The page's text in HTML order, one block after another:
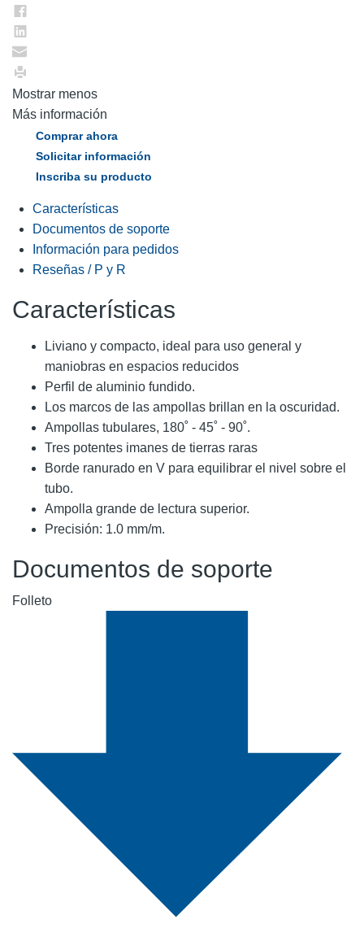
Mostrar menos
Más información
Comprar ahora
Solicitar información
Inscriba su producto
Características
Documentos de soporte
Información para pedidos
Reseñas / P y R
Características
Liviano y compacto, ideal para uso general y
maniobras en espacios reducidos
Perfil de aluminio fundido.
Los marcos de las ampollas brillan en la oscuridad.
Ampollas tubulares, 180˚ - 45˚ - 90˚.
Tres potentes imanes de tierras raras
Borde ranurado en V para equilibrar el nivel sobre el
tubo.
Ampolla grande de lectura superior.
Precisión: 1.0 mm/m.
Documentos de soporte
Folleto